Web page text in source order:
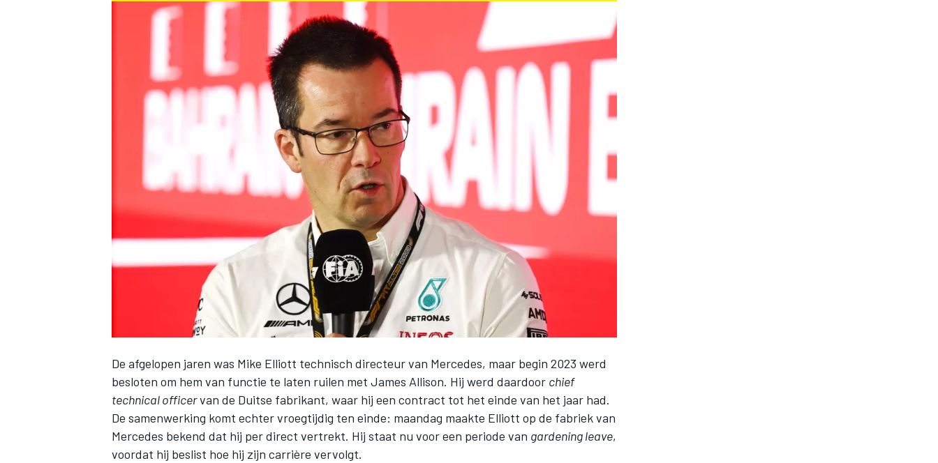
De afgelopen jaren was Mike Elliott technisch directeur van Mercedes, maar begin 2023 werd
besloten om hem van functie te laten ruilen met James Allison. Hij werd daardoor chief
technical officervan de Duitse fabrikant, waar hij een contract tot het einde van het jaar had.
De samenwerking komt echter vroegtijdig ten einde: maandag maakte Elliott op de fabriek van
Mercedes bekend dat hij per direct vertrekt. Hij staat nu voor een periode van gardening leave,
voordat hij beslist hoe hij zijn carrière vervolgt.